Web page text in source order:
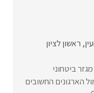
ראשון לציון
ביטחוני
הארגונים החשובים